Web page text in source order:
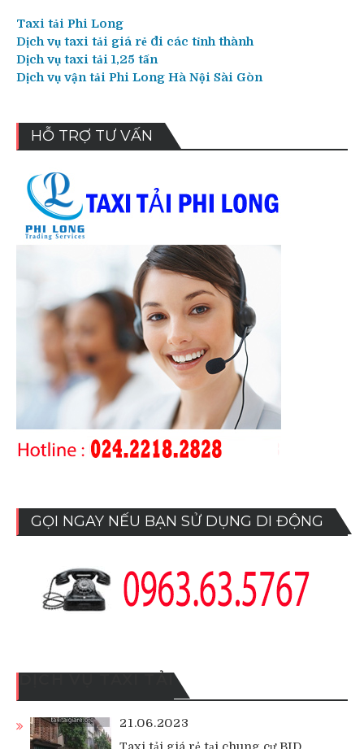
Taxi tải Phi Long
Dịch vụ taxi tải giá rẻ đi các tỉnh thành
Dịch vụ taxi tải 1,25 tấn
Dịch vụ vận tải Phi Long Hà Nội Sài Gòn
HỖ TRỢ TƯ VẤN
GỌI NGAY NẾU BẠN SỬ DỤNG DI ĐỘNG
21.06.2023